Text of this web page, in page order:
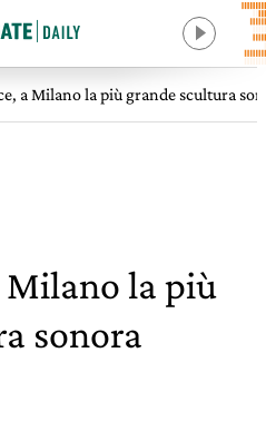
a Milano la più grande scultura
Milano la più
sonora